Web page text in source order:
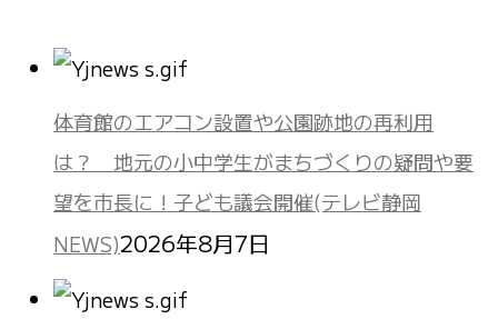
体育館のエアコン設置や公園跡地の再利用
は？ 地元の小中学生がまちづくりの疑問や要
望を市長に！子ども議会開催(テレビ静岡
NEWS)2026年8月7日